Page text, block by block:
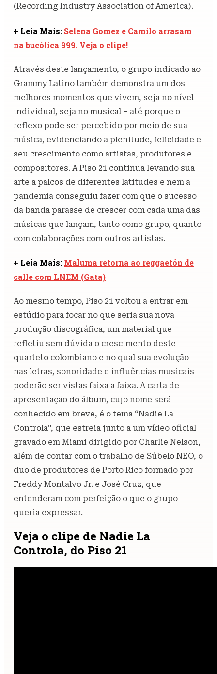
(Recording Industry Association of America).
+ Leia Mais: Selena Gomez e Camilo arrasam
na bucólica 999. Veja o clipe!
Através deste lançamento, o grupo indicado ao
Grammy Latino também demonstra um dos
melhores momentos que vivem, seja no nível
individual, seja no musical – até porque o
reflexo pode ser percebido por meio de sua
música, evidenciando a plenitude, felicidade e
seu crescimento como artistas, produtores e
compositores. A Piso 21 continua levando sua
arte a palcos de diferentes latitudes e nem a
pandemia conseguiu fazer com que o sucesso
da banda parasse de crescer com cada uma das
músicas que lançam, tanto como grupo, quanto
com colaborações com outros artistas.
+ Leia Mais: Maluma retorna ao reggaetón de
calle com LNEM (Gata)
Ao mesmo tempo, Piso 21 voltou a entrar em
estúdio para focar no que seria sua nova
produção discográfica, um material que
refletiu sem dúvida o crescimento deste
quarteto colombiano e no qual sua evolução
nas letras, sonoridade e influências musicais
poderão ser vistas faixa a faixa. A carta de
apresentação do álbum, cujo nome será
conhecido em breve, é o tema “Nadie La
Controla”, que estreia junto a um vídeo oficial
gravado em Miami dirigido por Charlie Nelson,
além de contar com o trabalho de Súbelo NEO, o
duo de produtores de Porto Rico formado por
Freddy Montalvo Jr. e José Cruz, que
entenderam com perfeição o que o grupo
queria expressar.
Veja o clipe de Nadie La
Controla, do Piso 21